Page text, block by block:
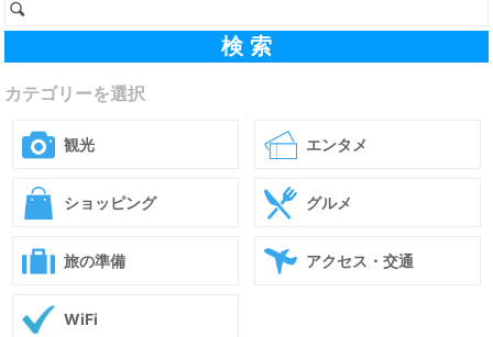
カテゴリーを選択
観光 エンタメ
ショッピング グルメ
旅の準備 アクセス・交通
WiFi